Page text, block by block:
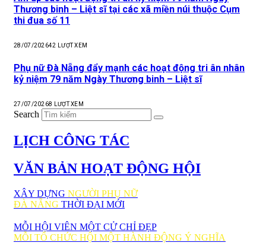
Thương binh – Liệt sĩ tại các xã miền núi thuộc Cụm
thi đua số 11
28/07/202642 LƯỢT XEM
Phụ nữ Đà Nẵng đẩy mạnh các hoạt động tri ân nhân
kỷ niệm 79 năm Ngày Thương binh – Liệt sĩ
27/07/20268 LƯỢT XEM
Search
LỊCH CÔNG TÁC
VĂN BẢN HOẠT ĐỘNG HỘI
XÂY DỰNG NGƯỜI PHỤ NỮ
ĐÀ NẴNG THỜI ĐẠI MỚI
MỖI HỘI VIÊN MỘT CỬ CHỈ ĐẸP
MỖI TỔ CHỨC HỘI MỘT HÀNH ĐỘNG Ý NGHĨA